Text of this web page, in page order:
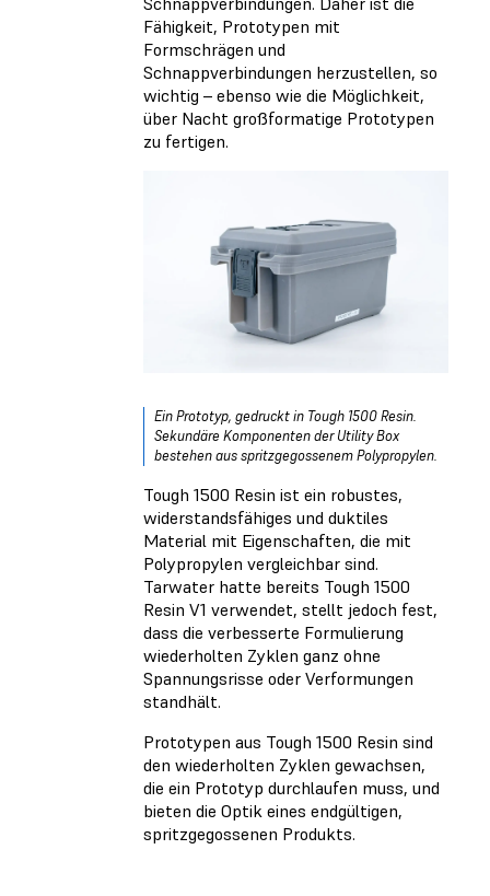
Fähigkeit, Prototypen mit
Formschrägen und
Schnappverbindungen herzustellen, so
wichtig – ebenso wie die Möglichkeit,
über Nacht großformatige Prototypen
zu fertigen.
Ein Prototyp, gedruckt in Tough 1500 Resin.
Sekundäre Komponenten der Utility Box
bestehen aus spritzgegossenem Polypropylen.
Tough 1500 Resin ist ein robustes,
widerstandsfähiges und duktiles
Material mit Eigenschaften, die mit
Polypropylen vergleichbar sind.
Tarwater hatte bereits Tough 1500
Resin V1 verwendet, stellt jedoch fest,
dass die verbesserte Formulierung
wiederholten Zyklen ganz ohne
Spannungsrisse oder Verformungen
standhält.
Prototypen aus Tough 1500 Resin sind
den wiederholten Zyklen gewachsen,
die ein Prototyp durchlaufen muss, und
bieten die Optik eines endgültigen,
spritzgegossenen Produkts.